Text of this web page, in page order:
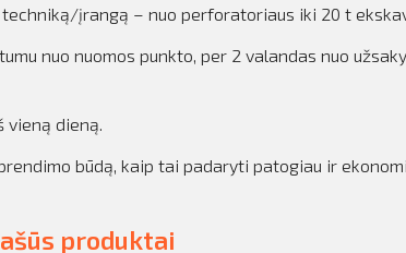
įrangą – nuo perforatoriaus iki 20 t
nuo nuomos punkto, per 2 valandas nuo
vieną dieną.
būdą, kaip tai padaryti patogiau ir
produktai